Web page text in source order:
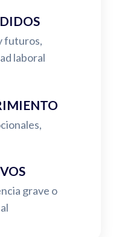
futuros,
laboral
grave o